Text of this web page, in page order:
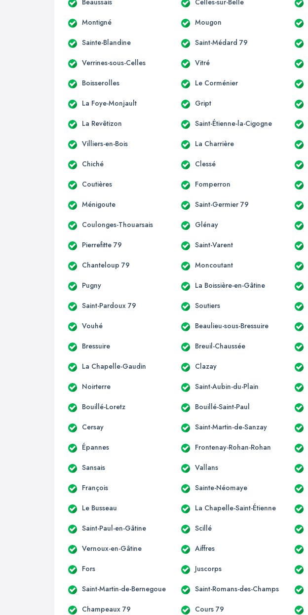
Montigné Mougon
Sainte-Blandine Saint-Médard 79
Verrines-sous-Celles Vitré
Boisserolles Le Corménier
La Foye-Monjault Gript
La Revêtizon Saint-Étienne-la-Cigogne
Villiers-en-Bois La Charrière
Chiché Clessé
Coutières Fomperron
Ménigoute Saint-Germier 79
Coulonges-Thouarsais Glénay
Pierrefitte 79 Saint-Varent
Chanteloup 79 Moncoutant
Pugny La Boissière-en-Gâtine
Saint-Pardoux 79 Soutiers
Vouhé Beaulieu-sous-Bressuire
Bressuire Breuil-Chaussée
La Chapelle-Gaudin Clazay
Noirterre Saint-Aubin-du-Plain
Bouillé-Loretz Bouillé-Saint-Paul
Cersay Saint-Martin-de-Sanzay
Épannes Frontenay-Rohan-Rohan
Sansais Vallans
François Sainte-Néomaye
Le Busseau La Chapelle-Saint-Étienne
Saint-Paul-en-Gâtine Scillé
Vernoux-en-Gâtine Aiffres
Fors Juscorps
Saint-Martin-de-Bernegoue Saint-Romans-des-Champs
Champeaux 79 Cours 79